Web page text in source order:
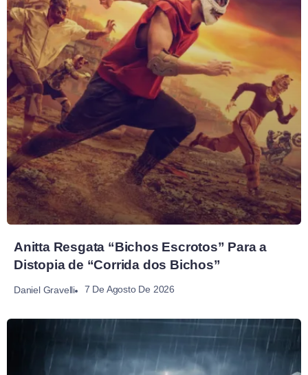
Anitta Resgata “Bichos Escrotos” Para a
Distopia de “Corrida dos Bichos”
Daniel Gravelli 7 De Agosto De 2026